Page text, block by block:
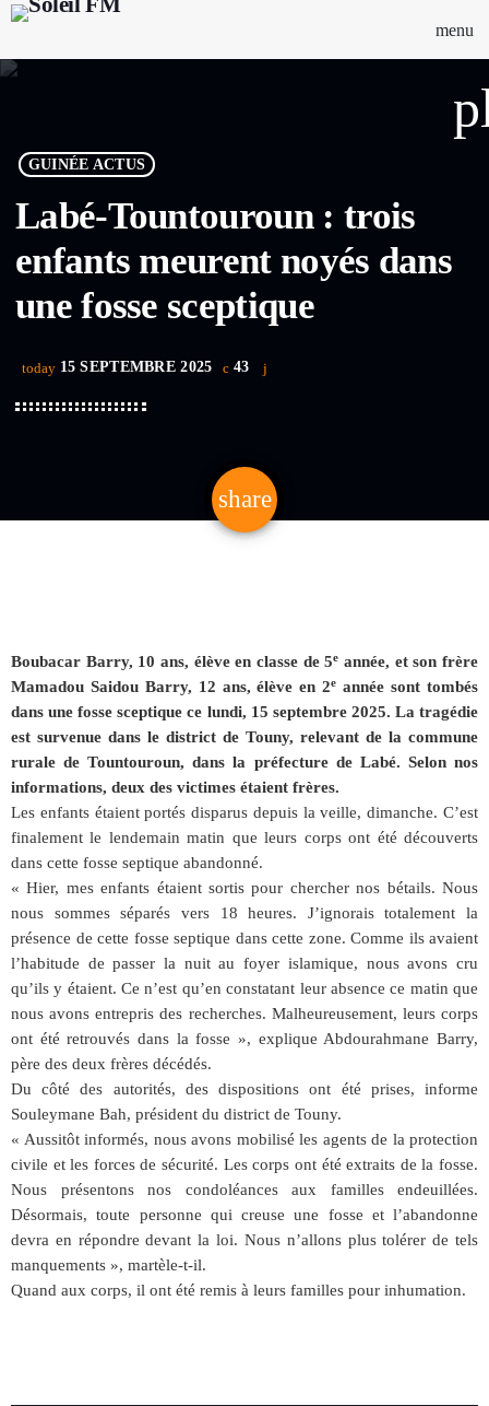
menu
GUINÉE ACTUS
Labé-Tountouroun : trois
enfants meurent noyés dans
une fosse sceptique
today 15 SEPTEMBRE 2025 43
share
email
Boubacar Barry, 10 ans, élève en classe de 5e année, et son frère
Mamadou Saidou Barry, 12 ans, élève en 2e année sont tombés
dans une fosse sceptique ce lundi, 15 septembre 2025. La tragédie
est survenue dans le district de Touny, relevant de la commune
rurale de Tountouroun, dans la préfecture de Labé. Selon nos
informations, deux des victimes étaient frères.
Les enfants étaient portés disparus depuis la veille, dimanche. C’est
finalement le lendemain matin que leurs corps ont été découverts
dans cette fosse septique abandonné.
« Hier, mes enfants étaient sortis pour chercher nos bétails. Nous
nous sommes séparés vers 18 heures. J’ignorais totalement la
présence de cette fosse septique dans cette zone. Comme ils avaient
l’habitude de passer la nuit au foyer islamique, nous avons cru
qu’ils y étaient. Ce n’est qu’en constatant leur absence ce matin que
nous avons entrepris des recherches. Malheureusement, leurs corps
ont été retrouvés dans la fosse », explique Abdourahmane Barry,
père des deux frères décédés.
Du côté des autorités, des dispositions ont été prises, informe
Souleymane Bah, président du district de Touny.
« Aussitôt informés, nous avons mobilisé les agents de la protection
civile et les forces de sécurité. Les corps ont été extraits de la fosse.
Nous présentons nos condoléances aux familles endeuillées.
Désormais, toute personne qui creuse une fosse et l’abandonne
devra en répondre devant la loi. Nous n’allons plus tolérer de tels
manquements », martèle-t-il.
Quand aux corps, il ont été remis à leurs familles pour inhumation.